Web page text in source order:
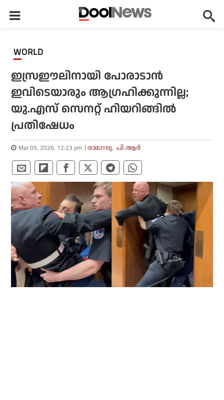
WORLD
ഇസ്രഈലിനായി പോരാടാന്‍
ഇവിടെയാരും ആഗ്രഹിക്കുന്നില്ല;
യു.എസ് സെനറ്റ് ഹിയറിങ്ങില്‍
പ്രതിഷേധം
Mar 05, 2026, 12:23 pm രാഗേന്ദു. പി.ആര്‍